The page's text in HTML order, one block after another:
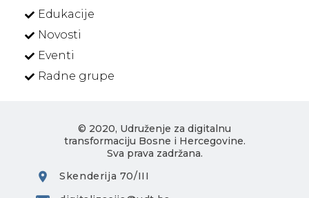
Edukacije
Novosti
Eventi
© 2020, Udruženje za digitalnu
transformaciju Bosne i Hercegovine.
Sva prava zadržana.